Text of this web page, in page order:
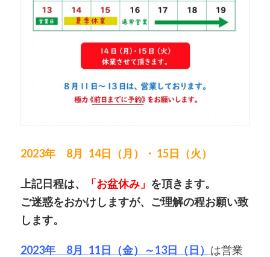
2023年 8月 14日（月）・ 15日（火）
上記日程は、 「お盆休み」 を頂きます。
ご迷惑をおかけしますが、ご理解の程お願い致
します。
2023年 8月 11日（金）～13日（日） は営業